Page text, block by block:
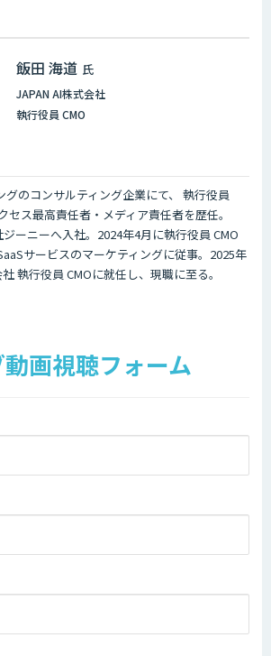
飯田 海道 氏
JAPAN AI株式会社
執行役員 CMO
グのコンサルティング企業にて、 執行役員
セス最高責任者・メディア責任者を歴任。
ーニーへ入社。2024年4月に執行役員 CMO
サービスのマーケティングに従事。2025年
執行役員 CMOに就任し、現職に至る。